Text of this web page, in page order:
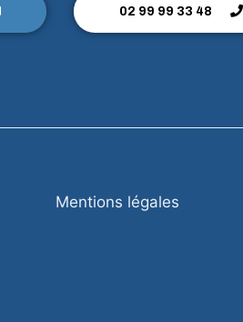
02 99 99 33 48
Mentions légales